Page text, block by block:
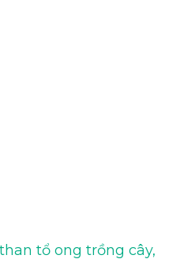
tổ ong trồng cây,